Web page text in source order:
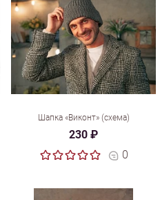
Шапка «Виконт» (схема)
230 ₽
0